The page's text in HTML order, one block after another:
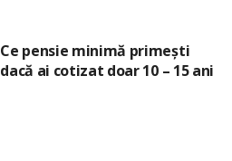
Ce pensie minimă primești
dacă ai cotizat doar 10 – 15 ani